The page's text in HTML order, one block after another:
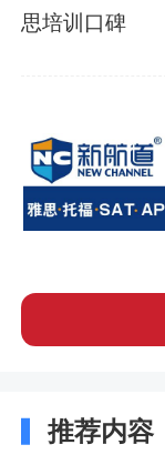
思培训口碑
推荐内容